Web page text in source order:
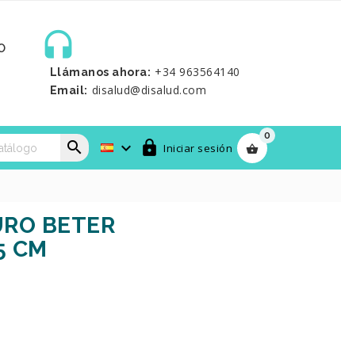

Llámanos ahora: +34 963564140
Email: disalud@disalud.com

0
 Iniciar sesión


BETER
CM